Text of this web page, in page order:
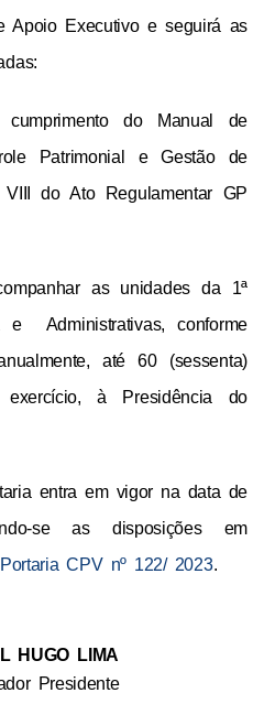
Apoio Executivo e seguirá as
do Manual de
Patrimonial e Gestão de
do Ato Regulamentar GP
as unidades da 1ª
e  Administrativas, conforme
até 60 (sessenta)
à Presidência do
entra em vigor na data de
se as disposições em
Portaria CPV nº 122/ 2023.
HUGO LIMA
Presidente